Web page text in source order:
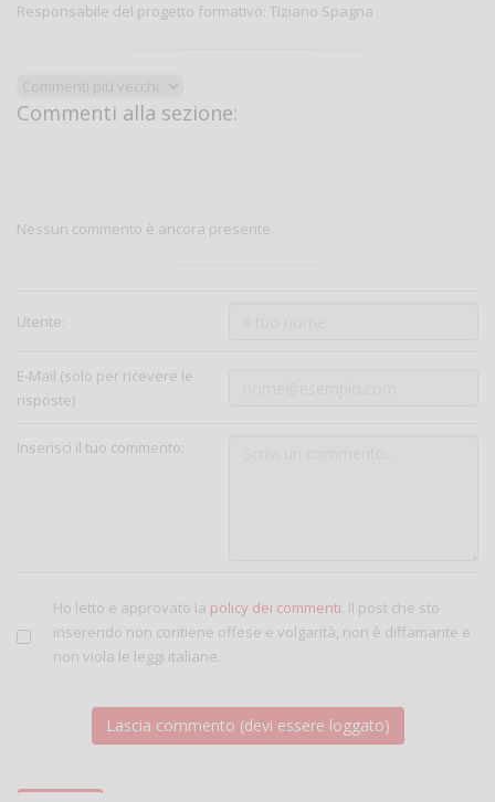
Responsabile del progetto formativo: Tiziano Spagna
Commenti alla sezione:
Nessun commento è ancora presente.
Utente:
E-Mail (solo per ricevere le
risposte)
Inserisci il tuo commento:
Ho letto e approvato la policy dei commenti. Il post che sto
inserendo non contiene offese e volgarità, non è diffamante e
non viola le leggi italiane.